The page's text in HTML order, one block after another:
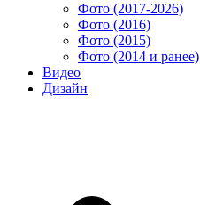
Фото (2017-2026)
Фото (2016)
Фото (2015)
Фото (2014 и ранее)
Видео
Дизайн